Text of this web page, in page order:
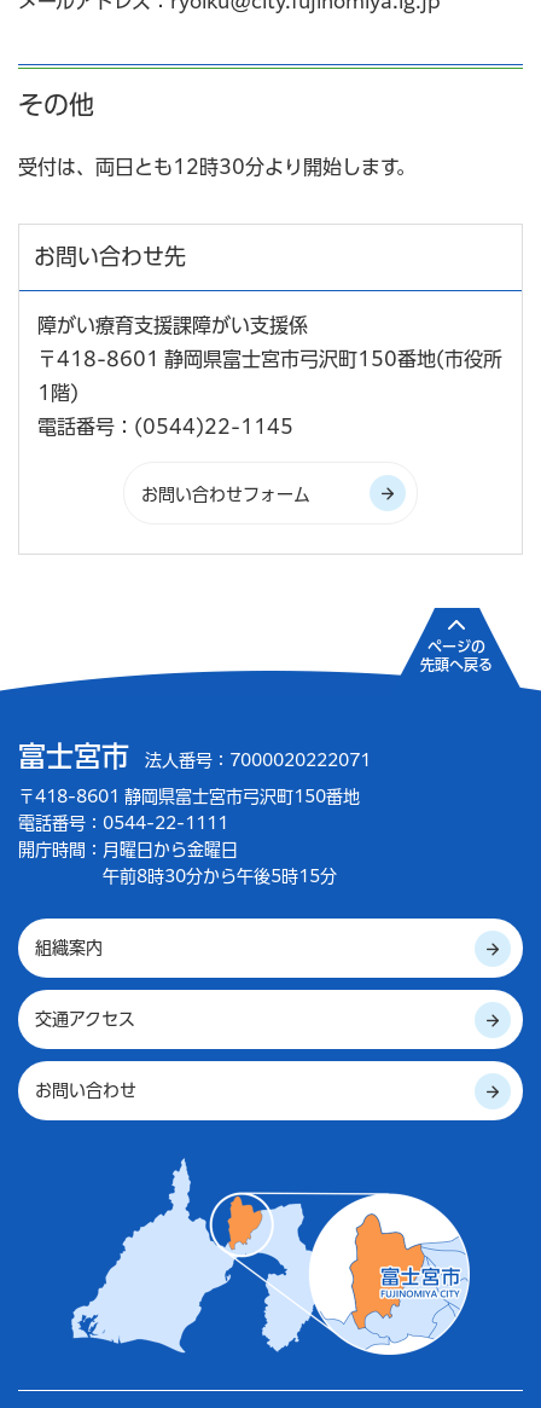
その他
受付は、両日とも12時30分より開始します。
お問い合わせ先
障がい療育支援課障がい支援係
〒418-8601 静岡県富士宮市弓沢町150番地(市役所
1階)
電話番号：(0544)22-1145
富士宮市 法人番号：7000020222071
〒418-8601 静岡県富士宮市弓沢町150番地
電話番号：0544-22-1111
開庁時間： 月曜日から金曜日
午前8時30分から午後5時15分
組織案内
交通アクセス
お問い合わせ
ページの
先頭へ戻る